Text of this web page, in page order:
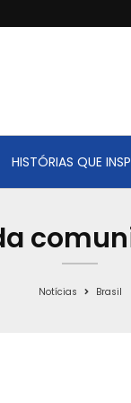
HISTÓRIAS QUE
Notícias Brasil